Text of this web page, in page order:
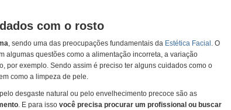
com o rosto
, sendo uma das preocupações fundamentais da Estética Facial . O
algumas questões como a alimentação incorreta, a variação
por exemplo. Sendo assim é preciso ter alguns cuidados como o
como a limpeza de pele.
desgaste natural ou pelo envelhecimento precoce são as
. E para isso você precisa procurar um profissional ou buscar